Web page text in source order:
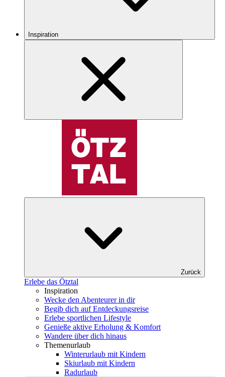
Inspiration
Zurück
Erlebe das Ötztal
Inspiration
Wecke den Abenteurer in dir
Begib dich auf Entdeckungsreise
Erlebe sportlichen Lifestyle
Genieße aktive Erholung & Komfort
Wandere über dich hinaus
Themenurlaub
Winterurlaub mit Kindern
Skiurlaub mit Kindern
Radurlaub